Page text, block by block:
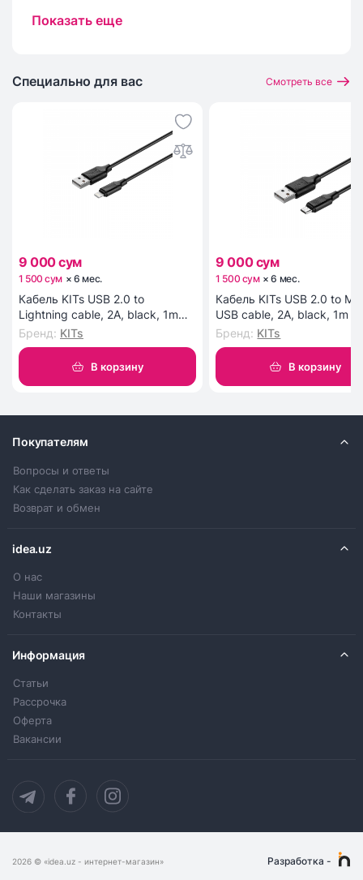
насыщенным, идеально подходящим для
улучшенную контрастность, создавая
оперативной памяти телевизор обеспечивает
быструю и стабильную работу интерфейса
Smart TV. Стандарт крепления VESA 200×200
мм делает установку телевизора на стену
простой и удобной.
Показать еще
Специально для вас Смотреть все
9 000 сум
1 500 сум × 6 мес.
Кабель KITs USB 2.0 to
Lightning cable, 2A, black, 1m
(KITS-W-003)
Бренд: KITs
В корзину
9 000 сум
1 500 сум ×6 мес.
Кабель KITs USB 2.0 to
USB cable, 2A, black, 1m
W-002)
Бренд: KITs
В корзину
Покупателям
Вопросы и ответы
Как сделать заказ на сайте
Возврат и обмен
idea.uz
О нас
Наши магазины
Контакты
Информация
Статьи
Рассрочка
Оферта
Вакансии
2026 © «idea.uz - интернет-магазин» Разработка -